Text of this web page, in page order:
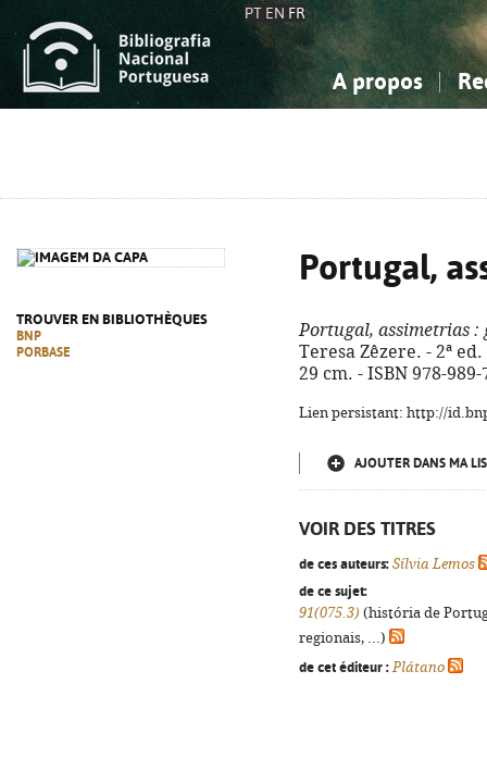
PT EN FR
A propos
TROUVER EN BIBLIOTHÈQUES
BNP
PORBASE
Portugal,
Portugal, assimetrias :
Teresa Zêzere. - 2ª
29 cm. - ISBN 978-989-
Lien persistant: http://
AJOUTER DANS MA
VOIR DES TITRES
de ces auteurs: Sílvia Lemos
de ce sujet:
91(075.3) (história de
regionais, ...)
de cet éditeur : Plátano